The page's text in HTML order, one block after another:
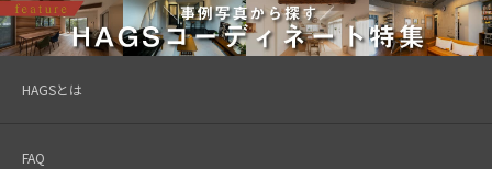
HAGSとは
FAQ